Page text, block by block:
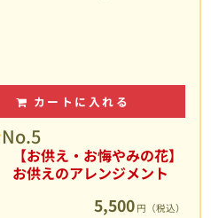
カートに入れる
No.5
【お供え・お悔やみの花】
お供えのアレンジメント
5,500 円（税込）